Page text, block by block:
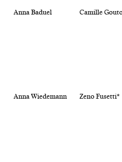
Anna Baduel Camille
Anna Wiedemann Zeno Fusetti*